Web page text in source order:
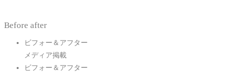
Before after
ビフォー＆アフター
メディア掲載
ビフォー＆アフター